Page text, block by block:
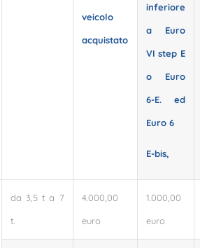
veicolo
acquistato
inferiore
a Euro
VI step E
o Euro
6-E. ed
Euro 6
E-bis,
da 3,5 t a 7
t.
4.000,00
euro
1.000,00
euro